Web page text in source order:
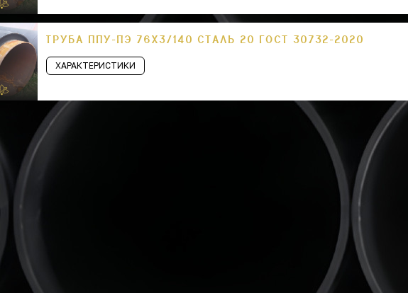
ТРУБА ППУ-ПЭ 76Х3/140 СТАЛЬ 20 ГОСТ 30732-2020
ХАРАКТЕРИСТИКИ